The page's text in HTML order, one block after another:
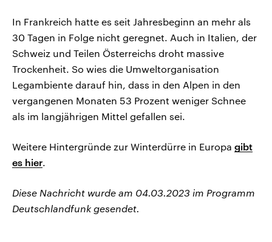
In Frankreich hatte es seit Jahresbeginn an mehr als
30 Tagen in Folge nicht geregnet. Auch in Italien, der
Schweiz und Teilen Österreichs droht massive
Trockenheit. So wies die Umweltorganisation
Legambiente darauf hin, dass in den Alpen in den
vergangenen Monaten 53 Prozent weniger Schnee
als im langjährigen Mittel gefallen sei.
Weitere Hintergründe zur Winterdürre in Europa gibt
es hier.
Diese Nachricht wurde am 04.03.2023 im Programm
Deutschlandfunk gesendet.